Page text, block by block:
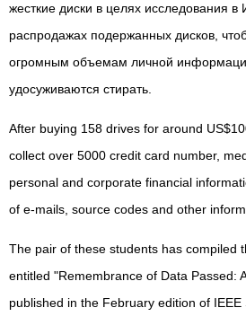
жесткие диски в целях исследования в
распродажах подержанных дисков,
огромным объемам личной
удосуживаются стирать.
After buying 158 drives for around
collect over 5000 credit card number,
personal and corporate financial
of e-mails, source codes and other
The pair of these students has compiled
entitled "Remembrance of Data Passed:
published in the February edition of IEEE